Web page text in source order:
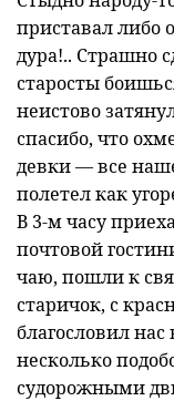
приставал либо
дура!.. Страшно
старосты
неистово
спасибо, что
девки — все
полетел как
В 3-м часу
почтовой
чаю, пошли к
старичок, с
благословил
несколько
судорожными